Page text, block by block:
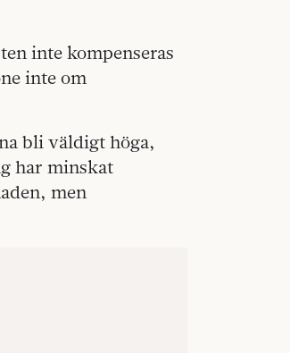
inte kompenseras
inte om
bli väldigt höga,
har minskat
men